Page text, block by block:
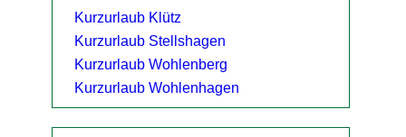
Kurzurlaub Klütz
Kurzurlaub Stellshagen
Kurzurlaub Wohlenberg
Kurzurlaub Wohlenhagen